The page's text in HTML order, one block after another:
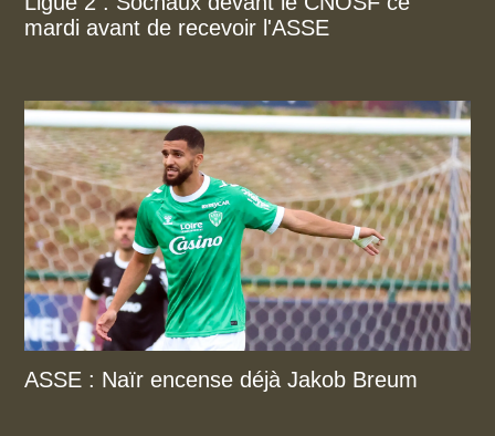
mardi avant de recevoir l'ASSE
ASSE : Naïr encense déjà Jakob Breum